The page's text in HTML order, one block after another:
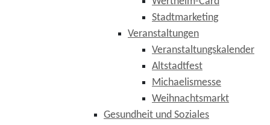
Stadtmarketing
Veranstaltungen
Veranstaltungskalender
Altstadtfest
Michaelismesse
Weihnachtsmarkt
Gesundheit und Soziales